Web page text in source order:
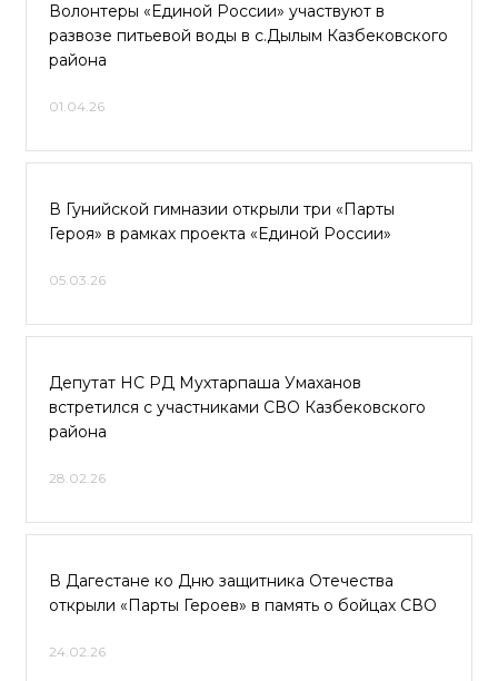
Волонтеры «Единой России» участвуют в
развозе питьевой воды в с.Дылым Казбековского
района
01.04.26
В Гунийской гимназии открыли три «Парты
Героя» в рамках проекта «Единой России»
05.03.26
Депутат НС РД Мухтарпаша Умаханов
встретился с участниками СВО Казбековского
района
28.02.26
В Дагестане ко Дню защитника Отечества
открыли «Парты Героев» в память о бойцах СВО
24.02.26